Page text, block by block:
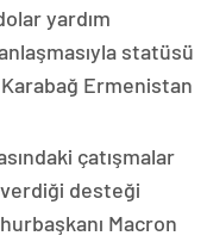
yardım
statüsü
Ermenistan
çatışmalar
desteği
Macron